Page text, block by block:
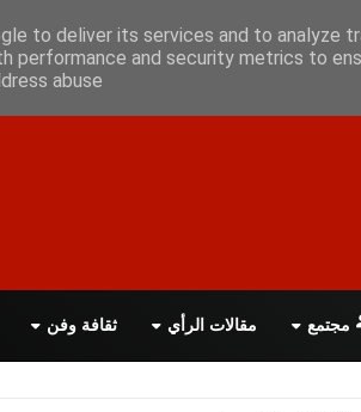
أعلن معانا اتصل بنا اقرأ الصحيفة PDF
مجتمع مقالات الرأي ثقافة وفن
to deliver its services and to analyze
performance and security metrics to
abuse.